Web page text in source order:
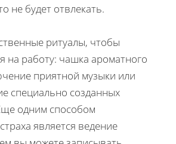
не будет отвлекать.
ритуалы, чтобы
на работу: чашка ароматного
приятной музыки или
специально созданных
одним способом
является ведение